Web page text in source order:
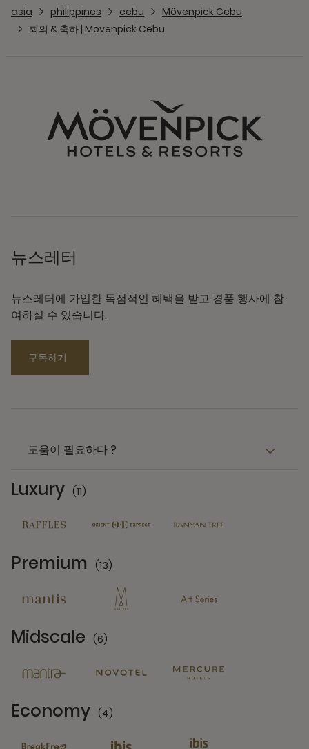
asia philippines cebu
Mövenpick Cebu
회의 & 축하 | Mövenpick Cebu
뉴스레터
뉴스레터에 가입한 독점적인 혜택을 받고 경품 행사에 참
여하실 수 있습니다.
구독하기
도움이 필요하다 ?
Luxury (11)
Premium (13)
Midscale (6)
Economy (4)